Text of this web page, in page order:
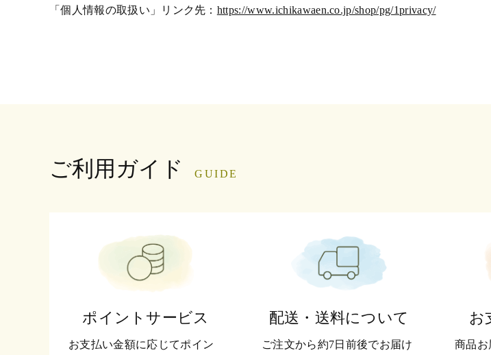
「個人情報の取扱い」リンク先： https://www.ichikawaen.co.jp/shop/pg/1privacy/
ご利用ガイド GUIDE
ポイントサービス
お支払い金額に応じてポイン
配送・送料について
ご注文から約7日前後でお届け
お
商品お